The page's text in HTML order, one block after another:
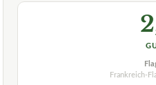
Frankreich-